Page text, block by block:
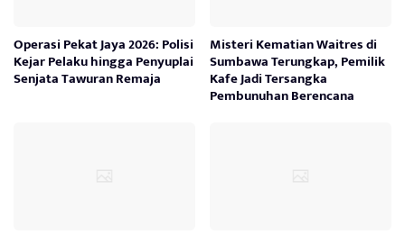
Operasi Pekat Jaya 2026: Polisi
Kejar Pelaku hingga Penyuplai
Senjata Tawuran Remaja
Misteri Kematian Waitres di
Sumbawa Terungkap, Pemilik
Kafe Jadi Tersangka
Pembunuhan Berencana